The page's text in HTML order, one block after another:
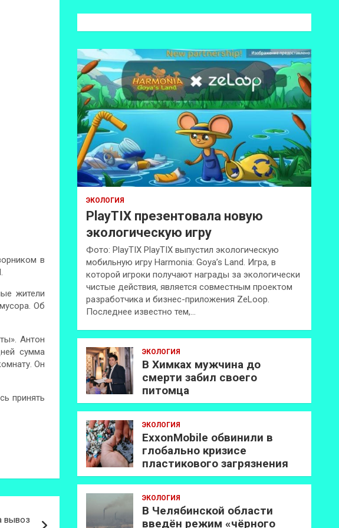
в
жители
Об
Антон
сумма
Он
принять
вывоз
к
ЭКОЛОГИЯ
PlayTIX презентовала новую
экологическую игру
Фото: PlayTIX PlayTIX выпустил экологическую
мобильную игру Harmonia: Goya’s Land. Игра, в
которой игроки получают награды за экологически
чистые действия, является совместным проектом
разработчика и бизнес-приложения ZeLoop.
Последнее известно тем,…
ЭКОЛОГИЯ
В Химках мужчина до
смерти забил своего
питомца
ЭКОЛОГИЯ
ExxonMobilе обвинили в
глобально кризисе
пластикового загрязнения
ЭКОЛОГИЯ
В Челябинской области
введён режим «чёрного